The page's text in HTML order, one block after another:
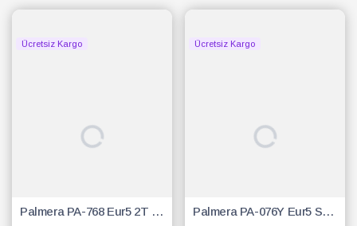
Ücretsiz Kargo
Palmera PA-768 Eur5 2T Sırt İlaçlama Makinesi 1hp 25Lt Yüksek Basınçlı
Ücretsiz Kargo
Palmera PA-076Y Eur5 Sırt İlaçlama 14Lt